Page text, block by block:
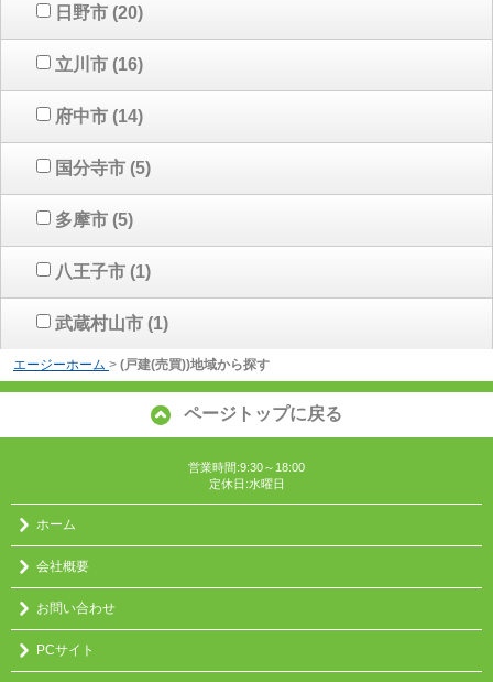
日野市 (20)
立川市 (16)
府中市 (14)
国分寺市 (5)
多摩市 (5)
八王子市 (1)
武蔵村山市 (1)
エージーホーム > (戸建(売買))地域から探す
ページトップに戻る
営業時間:9:30～18:00
定休日:水曜日
ホーム
会社概要
お問い合わせ
PCサイト